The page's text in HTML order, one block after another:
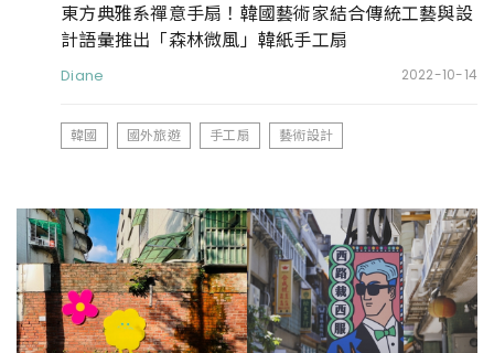
東方典雅系禪意手扇！韓國藝術家結合傳統工藝與設
計語彙推出「森林微風」韓紙手工扇
Diane 2022-10-14
韓國 國外旅遊 手工扇 藝術設計